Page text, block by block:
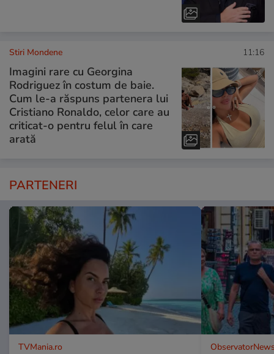
Stiri Mondene 11:16
Imagini rare cu Georgina
Rodriguez în costum de baie.
Cum le-a răspuns partenera lui
Cristiano Ronaldo, celor care au
criticat-o pentru felul în care
arată
PARTENERI
TVMania.ro